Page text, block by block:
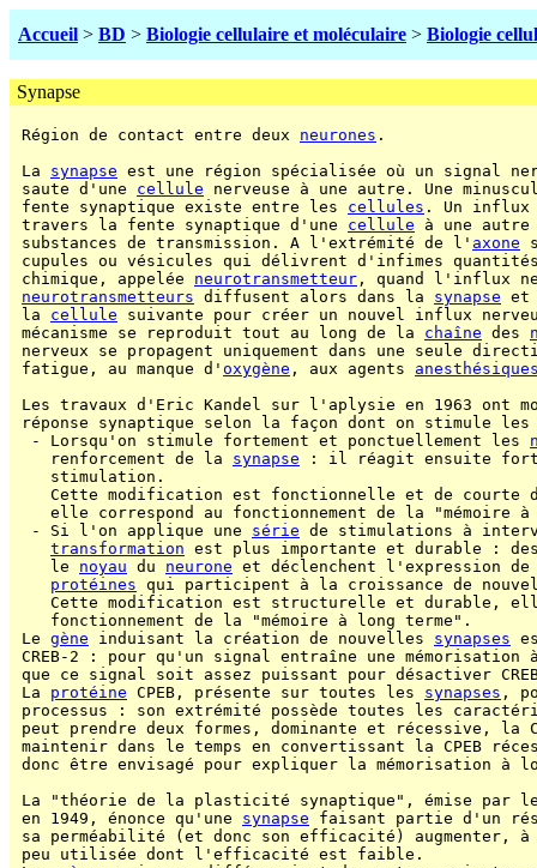
Accueil > BD > Biologie cellulaire et moléculaire > Biologie
Synapse
Région de contact entre deux neurones .
La synapse est une région spécialisée où un signal
saute d'une cellule nerveuse à une autre. Une
fente synaptique existe entre les cellules . Un influx
travers la fente synaptique d'une cellule à une
substances de transmission. A l'extrémité de l' axone
cupules ou vésicules qui délivrent d'infimes quantités
chimique, appelée neurotransmetteur , quand l'influx
neurotransmetteurs diffusent alors dans la synapse et
la cellule suivante pour créer un nouvel influx
mécanisme se reproduit tout au long de la chaîne des
nerveux se propagent uniquement dans une seule
fatigue, au manque d' oxygène , aux agents
Les travaux d'Eric Kandel sur l'aplysie en 1963 ont
réponse synaptique selon la façon dont on stimule
  - Lorsqu'on stimule fortement et ponctuellement les
    renforcement de la
synapse : il réagit ensuite
    stimulation.
Cette modification est fonctionnelle et de courte
elle correspond au fonctionnement de la "mémoire à
  - Si l'on applique une
série de stimulations à
transformation est plus importante et durable :
    le
noyau du neurone et déclenchent l'expression
protéines qui participent à la croissance de
Cette modification est structurelle et durable,
    fonctionnement de la "mémoire à long terme".
Le gène induisant la création de nouvelles synapses
CREB-2 : pour qu'un signal entraîne une
que ce signal soit assez puissant pour désactiver
La protéine CPEB, présente sur toutes les synapses ,
processus : son extrémité possède toutes les
peut prendre deux formes, dominante et récessive, la
maintenir dans le temps en convertissant la CPEB
donc être envisagé pour expliquer la mémorisation à
La "théorie de la plasticité synaptique", émise par le
en 1949, énonce qu'une synapse faisant partie d'un
sa perméabilité (et donc son efficacité) augmenter,
peu utilisée dont l'efficacité est faible.